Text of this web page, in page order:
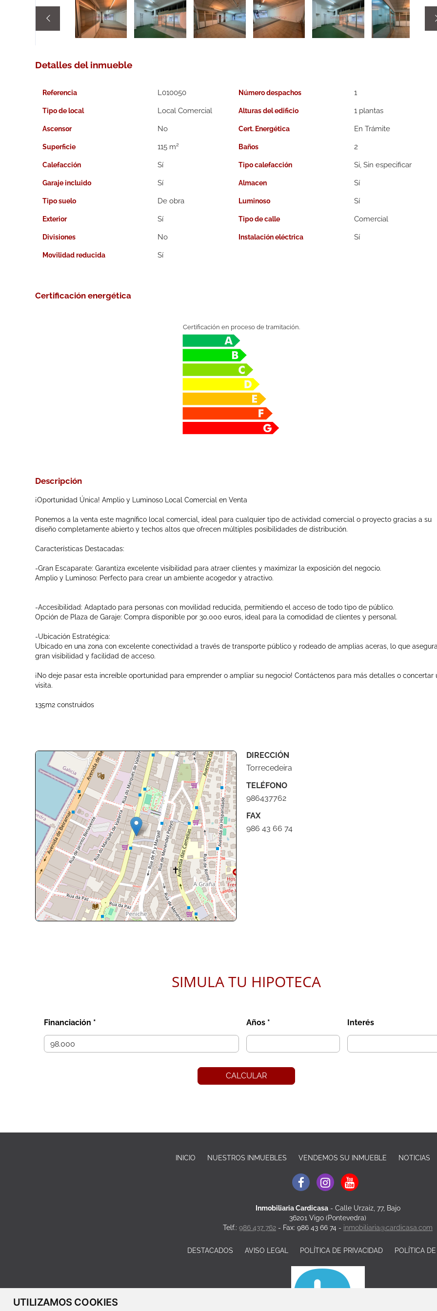
UTILIZAMOS COOKIES

Detalles del inmueble
Referencia L010050 Número despachos 1
Tipo de local Local Comercial Alturas del edificio 1 plantas
Ascensor Cert. Energética En Trámite
Superficie 115 m2 Baños 2
Calefacción Tipo calefacción Si, Sin especificar
Garaje incluido Almacen
Tipo suelo De obra Luminoso
Exterior Tipo de calle Comercial
Divisiones Instalación eléctrica
Movilidad reducida
Certificación energética
Certificación en proceso de tramitación.
Descripción
¡Oportunidad Única! Amplio y Luminoso Local Comercial en Venta
Ponemos a la venta este magnífico local comercial, ideal para cualquier tipo de actividad comercial o proyecto gracias a su
diseño completamente abierto y techos altos que ofrecen múltiples posibilidades de distribución.
Características Destacadas:
-Gran Escaparate: Garantiza excelente visibilidad para atraer clientes y maximizar la exposición del negocio.
Amplio y Luminoso: Perfecto para crear un ambiente acogedor y atractivo.
-Accesibilidad: Adaptado para personas con movilidad reducida, permitiendo el acceso de todo tipo de público.
Opción de Plaza de Garaje: Compra disponible por 30.000 euros, ideal para la comodidad de clientes y personal.
-Ubicación Estratégica:
Ubicado en una zona con excelente conectividad a través de transporte público y rodeado de amplias aceras, lo que
gran visibilidad y facilidad de acceso.
¡No deje pasar esta increíble oportunidad para emprender o ampliar su negocio! Contáctenos para más detalles o concertar
visita.
135m2 construidos
+
-
Leaflet| ©OpenStreetMapcontributors
DIRECCIÓN
Torrecedeira
TELÉFONO
986437762
FAX
986 43 66 74
SIMULA TU HIPOTECA
Financiación * Años * Interés
CALCULAR
INICIO NUESTROS INMUEBLES VENDEMOS SU INMUEBLE NOTICIAS
Inmobiliaria Cardicasa - Calle Urzaiz, 77, Bajo
36201 Vigo (Pontevedra)
Telf.: 986 437 762 - Fax: 986 43 66 74 - inmobiliaria@cardicasa.com
DESTACADOS AVISO LEGAL POLÍTICA DE PRIVACIDAD POLÍTICA